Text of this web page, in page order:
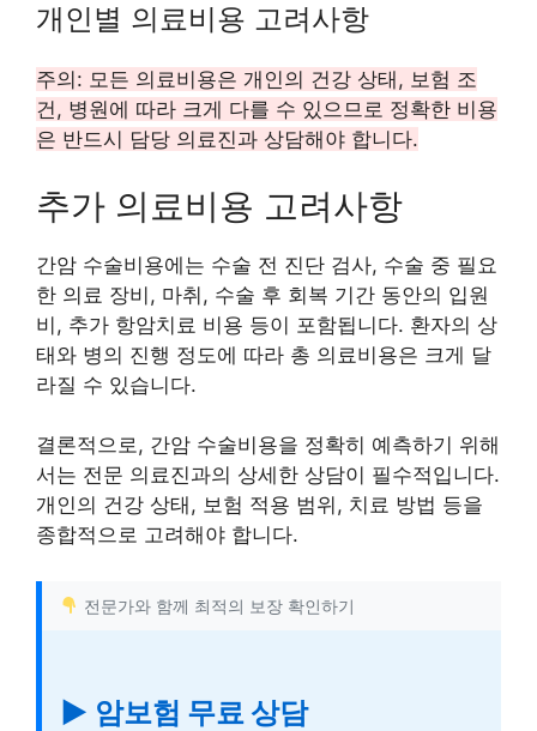
개인별 의료비용 고려사항
주의: 모든 의료비용은 개인의 건강 상태, 보험 조
건, 병원에 따라 크게 다를 수 있으므로 정확한 비용
은 반드시 담당 의료진과 상담해야 합니다.
추가 의료비용 고려사항
간암 수술비용에는 수술 전 진단 검사, 수술 중 필요
한 의료 장비, 마취, 수술 후 회복 기간 동안의 입원
비, 추가 항암치료 비용 등이 포함됩니다. 환자의 상
태와 병의 진행 정도에 따라 총 의료비용은 크게 달
라질 수 있습니다.
결론적으로, 간암 수술비용을 정확히 예측하기 위해
서는 전문 의료진과의 상세한 상담이 필수적입니다.
개인의 건강 상태, 보험 적용 범위, 치료 방법 등을
종합적으로 고려해야 합니다.
전문가와 함께 최적의 보장 확인하기
▶ 암보험 무료 상담